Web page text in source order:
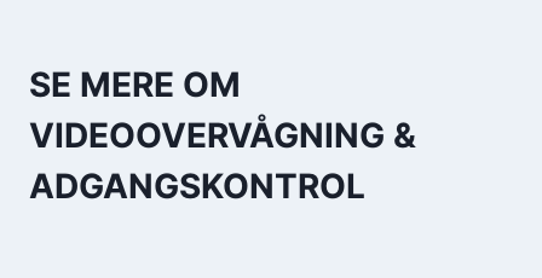
SE MERE OM
VIDEOOVERVÅGNING &
ADGANGSKONTROL